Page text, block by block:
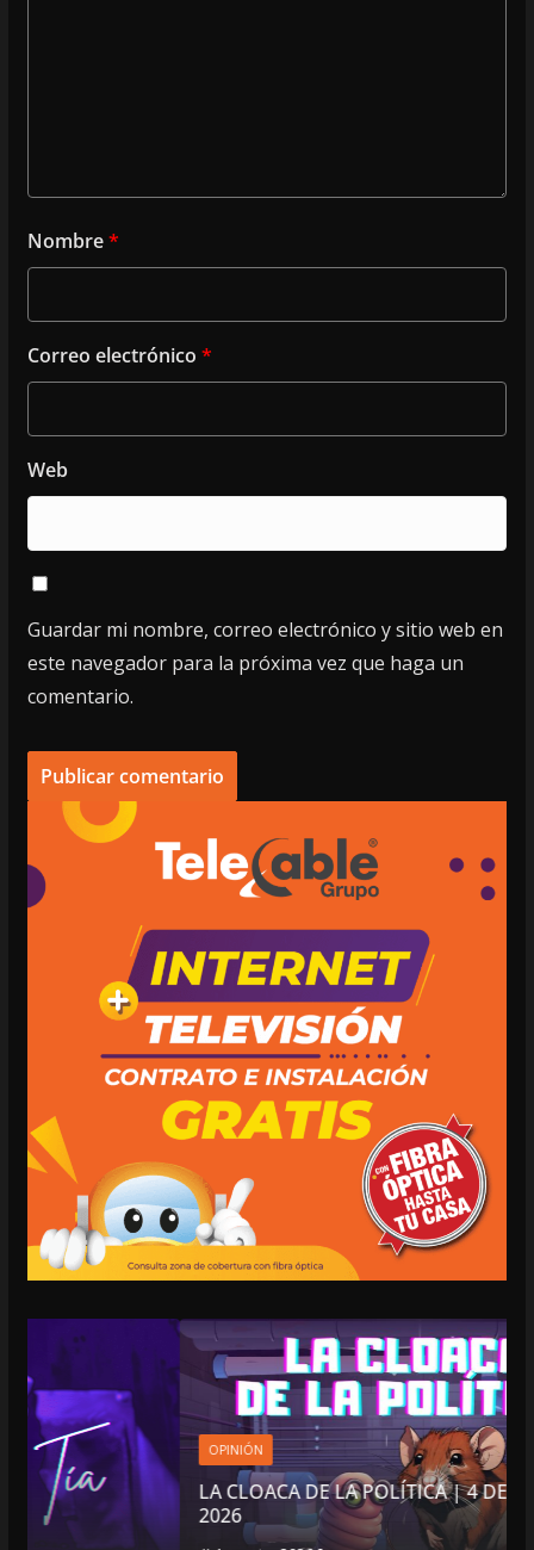
Nombre*
Correo electrónico *
Web
Guardar mi nombre, correo electrónico y sitio web en
este navegador para la próxima vez que haga un
comentario.
OPINIÓN
LA CLOACA DE LA POLÍTICA | 4 DE AGOSTO DE
2026